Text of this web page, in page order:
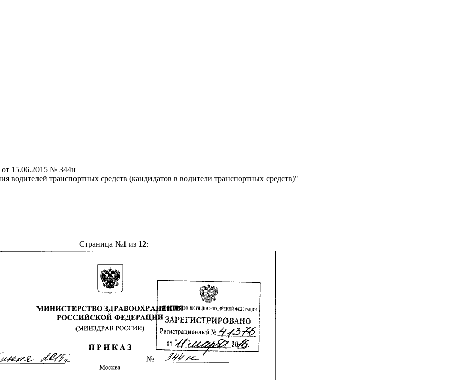
15.06.2015 № 344н
водителей транспортных средств (кандидатов в водители транспортных средств)"
Страница №1 из 12: